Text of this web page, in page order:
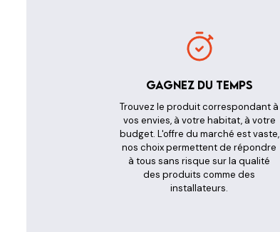
Gagnez du temps
Trouvez le produit correspondant à
vos envies, à votre habitat, à votre
budget. L'offre du marché est vaste,
nos choix permettent de répondre
à tous sans risque sur la qualité
des produits comme des
installateurs.